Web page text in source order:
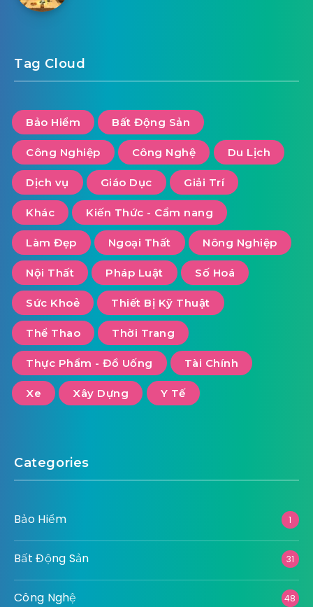
Tag Cloud
Bảo Hiểm Bất Động Sản
Công Nghiệp Công Nghệ Du Lịch
Dịch vụ Giáo Dục Giải Trí
Khác Kiến Thức - Cẩm nang
Làm Đẹp Ngoại Thất Nông Nghiệp
Nội Thất Pháp Luật Số Hoá
Sức Khoẻ Thiết Bị Kỹ Thuật
Thể Thao Thời Trang
Thực Phẩm - Đồ Uống Tài Chính
Xe Xây Dựng Y Tế
Categories
Bảo Hiểm 1
Bất Động Sản 31
Công Nghệ 48